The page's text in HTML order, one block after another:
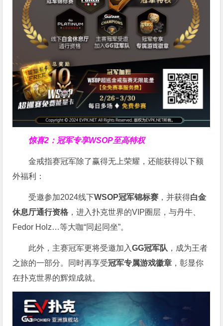
惊喜2：冠军专享WSOP至高特权
金戒指赛冠军除了赢得无上荣耀，还能获得以下额
外福利：
受邀参加2024线下WSOP冠军锦标赛 ，并获得白金
休息厅通行资格 ，进入扑克世界的VIP圈层，与丹牛、
Fedor Holz…等大咖“同起同坐”。
此外，主赛冠军更将受邀加入GG冠军队 ，成为王者
之旅的一部分。同时再享受冠军专属游戏徽章 ，彰显你
在扑克世界的辉煌成就。